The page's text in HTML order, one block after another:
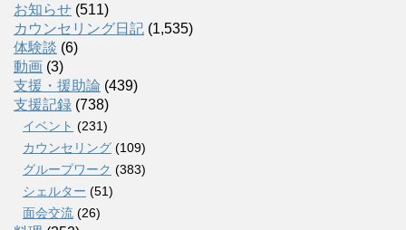
お知らせ (511)
カウンセリング日記 (1,535)
体験談 (6)
動画 (3)
支援・援助論 (439)
支援記録 (738)
イベント (231)
カウンセリング (109)
グループワーク (383)
シェルター (51)
面会交流 (26)